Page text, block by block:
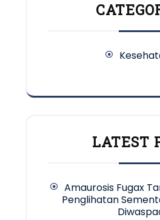
LATEST
Amaurosis Fugax
Penglihatan